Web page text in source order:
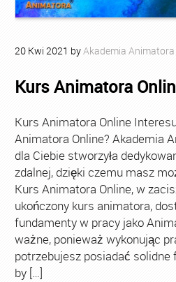
20 Kwi 2021 byAkademia Animatora
Kurs Animatora
Kurs Animatora Online
Animatora Online? Akademia
dla Ciebie stworzyła
zdalnej, dzięki czemu masz
Kurs Animatora Online, w
ukończony kurs animatora,
fundamenty w pracy jako
ważne, ponieważ wykonując
potrzebujesz posiadać solidne
by […]